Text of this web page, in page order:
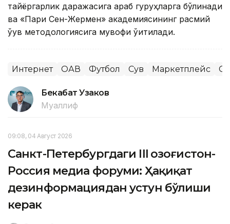
тайёргарлик даражасига қараб гуруҳларга бўлинади
ва «Пари Сен-Жермен» академиясининг расмий
ўқув методологиясига мувофиқ ўқитилади.
Интернет ОАВ Футбол Сув Маркетплейс
Бекабат Узаков
Муаллиф
09:08, 04 Август 2026
Санкт-Петербургдаги III Қозоғистон-
Россия медиа форуми: Ҳақиқат
дезинформациядан устун бўлиши
керак